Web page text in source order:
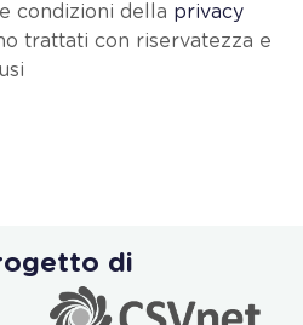
condizioni della privacy
trattati con riservatezza e
di